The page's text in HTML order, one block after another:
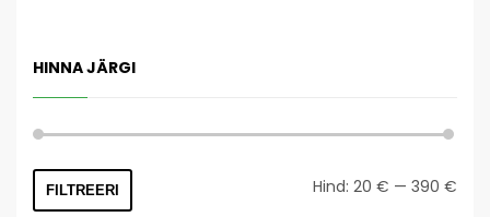
HINNA JÄRGI
FILTREERI Hind: 20 € — 390 €